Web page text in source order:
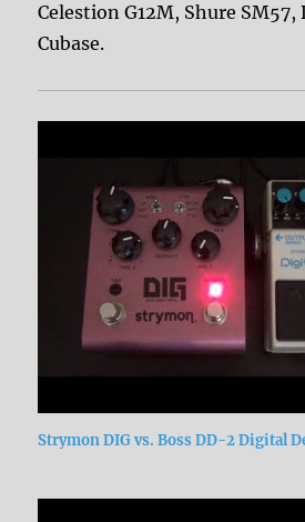
Celestion G12M, Shure
Cubase.
Strymon DIG vs. Boss DD-2 Digital